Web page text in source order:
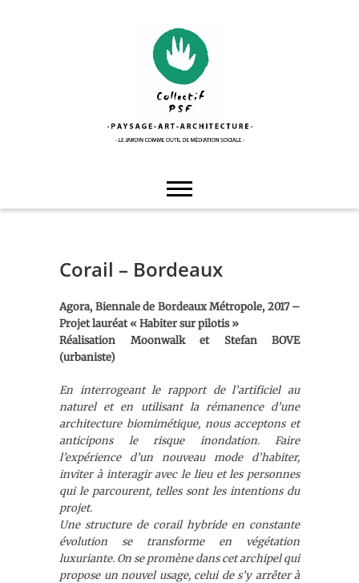
Collectif PSF
Corail – Bordeaux
Agora, Biennale de Bordeaux Métropole, 2017 –
Projet lauréat « Habiter sur pilotis »
Réalisation Moonwalk et Stefan BOVE
(urbaniste)
En interrogeant le rapport de l’artificiel au
naturel et en utilisant la rémanence d’une
architecture biomimétique, nous acceptons et
anticipons le risque inondation. Faire
l’expérience d’un nouveau mode d’habiter,
inviter à interagir avec le lieu et les personnes
qui le parcourent, telles sont les intentions du
projet.
Une structure de corail hybride en constante
évolution se transforme en végétation
luxuriante. On se promène dans cet archipel qui
propose un nouvel usage, celui de s’y arrêter à